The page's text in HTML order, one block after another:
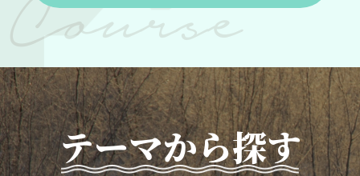
テーマから探す